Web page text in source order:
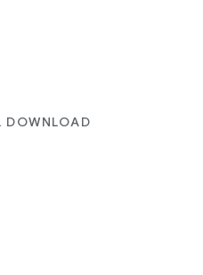
DOWNLOAD